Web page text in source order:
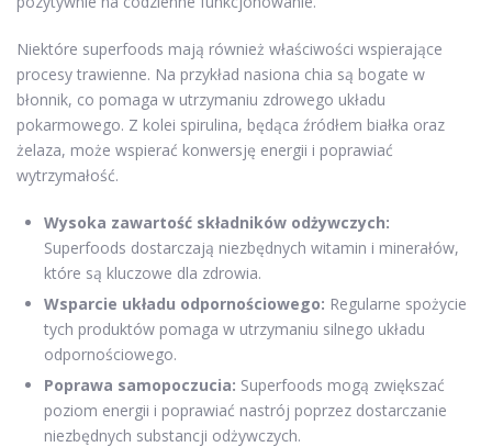
Niektóre superfoods mają również właściwości wspierające
procesy trawienne. Na przykład nasiona chia są bogate w
błonnik, co pomaga w utrzymaniu zdrowego układu
pokarmowego. Z kolei spirulina, będąca źródłem białka oraz
żelaza, może wspierać konwersję energii i poprawiać
wytrzymałość.
Wysoka zawartość składników odżywczych:
Superfoods dostarczają niezbędnych witamin i minerałów,
które są kluczowe dla zdrowia.
Wsparcie układu odpornościowego: Regularne spożycie
tych produktów pomaga w utrzymaniu silnego układu
odpornościowego.
Poprawa samopoczucia: Superfoods mogą zwiększać
poziom energii i poprawiać nastrój poprzez dostarczanie
niezbędnych substancji odżywczych.